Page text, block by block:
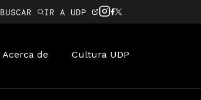
BUSCAR IR A UDP
Acerca de Cultura UDP